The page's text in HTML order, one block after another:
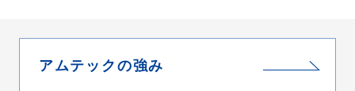
アムテックの強み